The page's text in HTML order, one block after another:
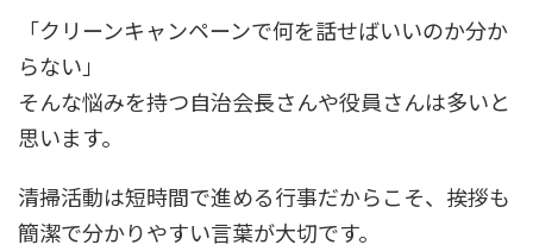
「クリーンキャンペーンで何を話せばいいのか分か
らない」
そんな悩みを持つ自治会長さんや役員さんは多いと
思います。
清掃活動は短時間で進める行事だからこそ、挨拶も
簡潔で分かりやすい言葉が大切です。